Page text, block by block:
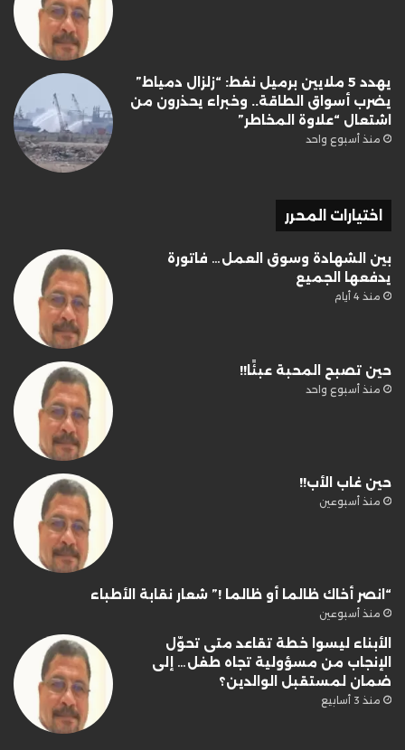
يهدد 5 ملايين برميل نفط: “زلزال دمياط”
يضرب أسواق الطاقة.. وخبراء يحذرون من
اشتعال “علاوة المخاطر”
منذ أسبوع واحد
اختيارات المحرر
بين الشهادة وسوق العمل… فاتورة
يدفعها الجميع
منذ 4 أيام
حين تصبح المحبة عبئًا!!
منذ أسبوع واحد
حين غاب الأب!!
منذ أسبوعين
“انصر أخاك ظالما أو ظالما !” شعار نقابة الأطباء
منذ أسبوعين
الأبناء ليسوا خطة تقاعد متى تحوّل
الإنجاب من مسؤولية تجاه طفل… إلى
ضمان لمستقبل الوالدين؟
منذ 3 أسابيع